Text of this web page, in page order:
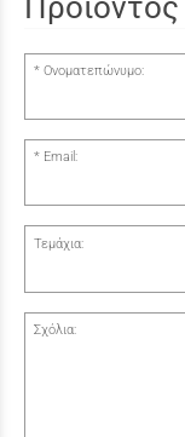
Ονοματεπώνυμο:
Email:
Τεμάχια:
Σχόλια: